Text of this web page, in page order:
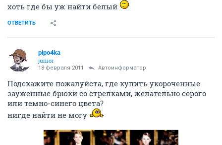
хоть где бы уж найти белый
ОТВЕТИТЬ
pipo4ka
junior
18 февраля 2011 Автоинформатор
Подскажите пожалуйста, где купить укороченные
зауженные брюки со стрелками, желательно серого
или темно-синего цвета?
нигде найти не могу